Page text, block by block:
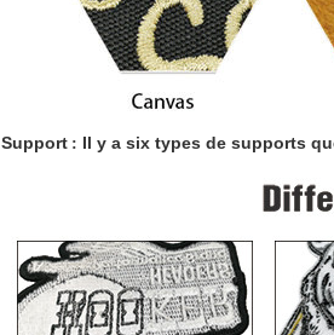
Support : Il y a six types de supports